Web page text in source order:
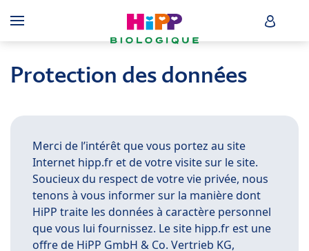
Menü HiPP
Protection des données
Merci de l’intérêt que vous portez au site
Internet hipp.fr et de votre visite sur le site.
Soucieux du respect de votre vie privée, nous
tenons à vous informer sur la manière dont
HiPP traite les données à caractère personnel
que vous lui fournissez. Le site hipp.fr est une
offre de HiPP GmbH & Co. Vertrieb KG,